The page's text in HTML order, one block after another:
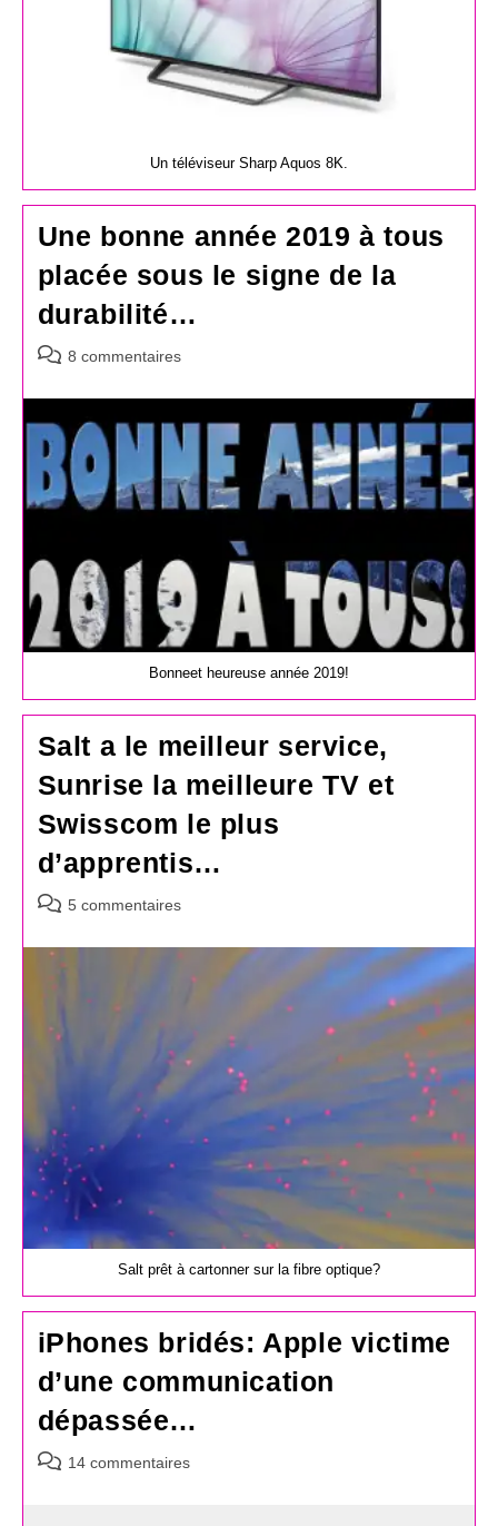
Un téléviseur Sharp Aquos 8K.
Une bonne année 2019 à tous
placée sous le signe de la
durabilité…
Commentaires
la
publication :
8 commentaires
Bonneet heureuse année 2019!
Salt a le meilleur service,
Sunrise la meilleure TV et
Swisscom le plus
d’apprentis…
Commentaires
la
5 commentaires
Salt prêt à cartonner sur la fibre optique?
iPhones bridés: Apple victime
d’une communication
dépassée…
Commentaires
14 commentaires